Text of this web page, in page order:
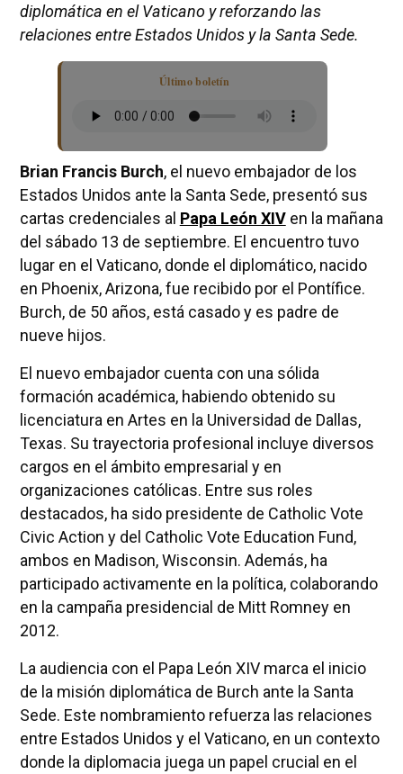
diplomática en el Vaticano y reforzando las
relaciones entre Estados Unidos y la Santa Sede.
Último boletín
Brian Francis Burch, el nuevo embajador de los
Estados Unidos ante la Santa Sede, presentó sus
cartas credenciales al Papa León XIVen la mañana
del sábado 13 de septiembre. El encuentro tuvo
lugar en el Vaticano, donde el diplomático, nacido
en Phoenix, Arizona, fue recibido por el Pontífice.
Burch, de 50 años, está casado y es padre de
nueve hijos.
El nuevo embajador cuenta con una sólida
formación académica, habiendo obtenido su
licenciatura en Artes en la Universidad de Dallas,
Texas. Su trayectoria profesional incluye diversos
cargos en el ámbito empresarial y en
organizaciones católicas. Entre sus roles
destacados, ha sido presidente de Catholic Vote
Civic Action y del Catholic Vote Education Fund,
ambos en Madison, Wisconsin. Además, ha
participado activamente en la política, colaborando
en la campaña presidencial de Mitt Romney en
2012.
La audiencia con el Papa León XIV marca el inicio
de la misión diplomática de Burch ante la Santa
Sede. Este nombramiento refuerza las relaciones
entre Estados Unidos y el Vaticano, en un contexto
donde la diplomacia juega un papel crucial en el